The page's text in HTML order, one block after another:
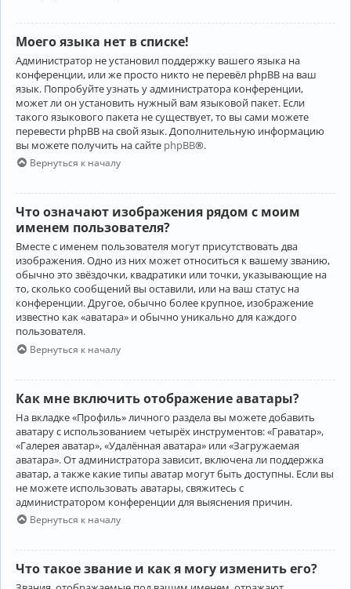
Моего языка нет в списке!
Администратор не установил поддержку вашего языка на
конференции, или же просто никто не перевёл phpBB на ваш
язык. Попробуйте узнать у администратора конференции,
может ли он установить нужный вам языковой пакет. Если
такого языкового пакета не существует, то вы сами можете
перевести phpBB на свой язык. Дополнительную информацию
вы можете получить на сайте phpBB®.
Вернуться к началу
Что означают изображения рядом с моим
именем пользователя?
Вместе с именем пользователя могут присутствовать два
изображения. Одно из них может относиться к вашему званию,
обычно это звёздочки, квадратики или точки, указывающие на
то, сколько сообщений вы оставили, или на ваш статус на
конференции. Другое, обычно более крупное, изображение
известно как «аватара» и обычно уникально для каждого
пользователя.
Вернуться к началу
Как мне включить отображение аватары?
На вкладке «Профиль» личного раздела вы можете добавить
аватару с использованием четырёх инструментов: «Граватар»,
«Галерея аватар», «Удалённая аватара» или «Загружаемая
аватара». От администратора зависит, включена ли поддержка
аватар, а также какие типы аватар могут быть доступны. Если вы
не можете использовать аватары, свяжитесь с
администратором конференции для выяснения причин.
Вернуться к началу
Что такое звание и как я могу изменить его?